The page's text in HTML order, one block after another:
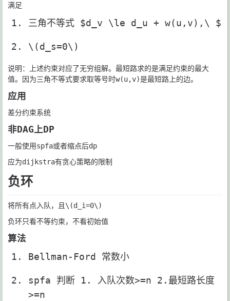
满足
三角不等式 $d_v \le d_u + w(u,v),\ $
\(d_s=0\)
说明：上述约束对应了无穷组解。最短路求的是满足约束的最大
值。因为三角不等式要求取等号时w(u,v)是最短路上的边。
应用
差分约束系统
非DAG上DP
一般使用spfa或者缩点后dp
应为dijkstra有贪心策略的限制
负环
将所有点入队，且 \(d_i=0\)
负环只看不等约束，不看初始值
算法
Bellman-Ford 常数小
spfa 判断 1. 入队次数>=n 2.最短路长度
>=n